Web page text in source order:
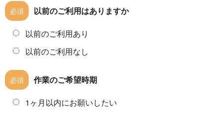
必須
以前のご利用はありますか
以前のご利用あり
以前のご利用なし
必須
作業のご希望時期
1ヶ月以内にお願いしたい